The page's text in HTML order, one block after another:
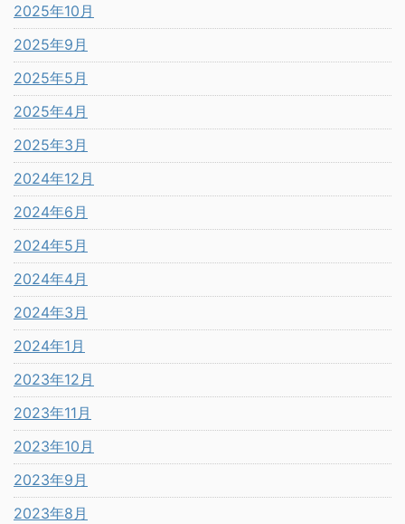
2025年10月
2025年9月
2025年5月
2025年4月
2025年3月
2024年12月
2024年6月
2024年5月
2024年4月
2024年3月
2024年1月
2023年12月
2023年11月
2023年10月
2023年9月
2023年8月